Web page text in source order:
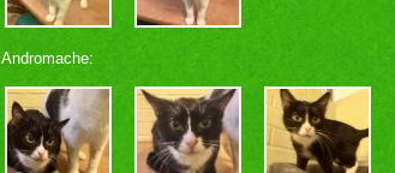
Andromache: